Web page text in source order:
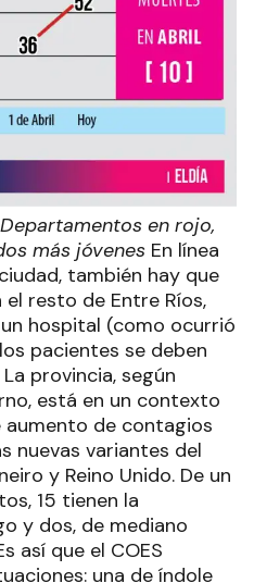
en rojo,
más jóvenes En línea
también hay que
resto de Entre Ríos,
hospital (como ocurrió
pacientes se deben
provincia, según
está en un contexto
aumento de contagios
nuevas variantes del
y Reino Unido. De un
15 tienen la
y dos, de mediano
así que el COES
una de índole